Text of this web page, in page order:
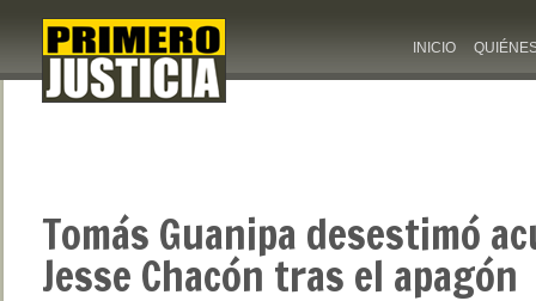
INICIO
Tomás Guanipa desestimó
Jesse Chacón tras el apagón